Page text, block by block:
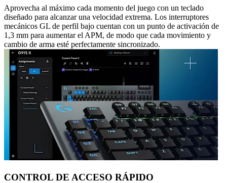
Aprovecha al máximo cada momento del juego con un teclado
diseñado para alcanzar una velocidad extrema. Los interruptores
mecánicos GL de perfil bajo cuentan con un punto de activación de
1,3 mm para aumentar el APM, de modo que cada movimiento y
cambio de arma esté perfectamente sincronizado.
CONTROL DE ACCESO RÁPIDO